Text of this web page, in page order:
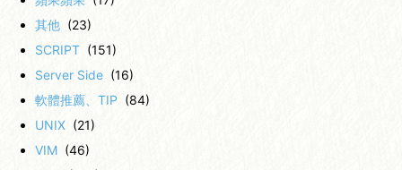
其他 (23)
SCRIPT (151)
Server Side (16)
軟體推薦、TIP (84)
UNIX (21)
VIM (46)